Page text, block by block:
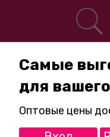
775-89-65
Самые
для
Оптовые цены